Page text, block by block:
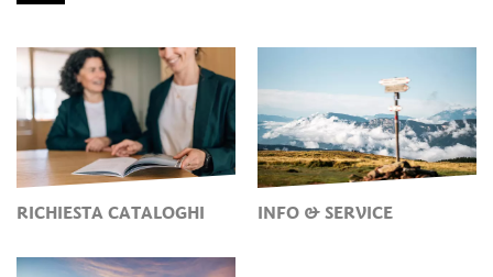
RICHIESTA CATALOGHI INFO & SERVICE